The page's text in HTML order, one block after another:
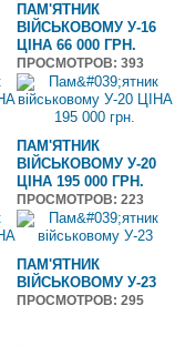
ПАМ'ЯТНИК
ВІЙСЬКОВОМУ У-16
ЦІНА 66 000 ГРН.
ПРОСМОТРОВ: 393
ПАМ'ЯТНИК
ВІЙСЬКОВОМУ У-20
ЦІНА 195 000 ГРН.
ПРОСМОТРОВ: 223
ПАМ'ЯТНИК
ВІЙСЬКОВОМУ У-23
ПРОСМОТРОВ: 295